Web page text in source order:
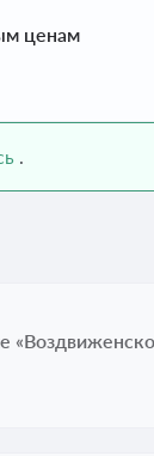
ценам
.